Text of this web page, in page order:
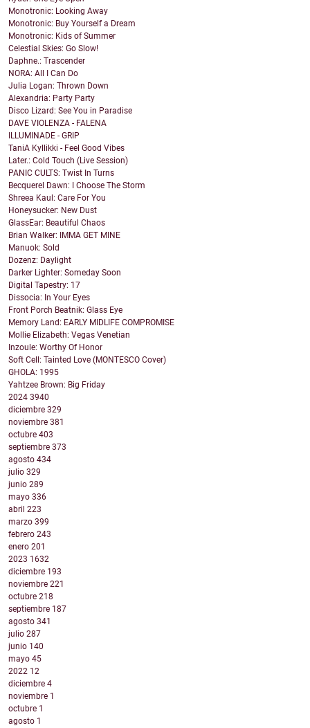
Monotronic: Looking Away
Monotronic: Buy Yourself a Dream
Monotronic: Kids of Summer
Celestial Skies: Go Slow!
Daphne.: Trascender
NORA: All I Can Do
Julia Logan: Thrown Down
Alexandria: Party Party
Disco Lizard: See You in Paradise
DAVE VIOLENZA - FALENA
ILLUMINADE - GRIP
TaniA Kyllikki - Feel Good Vibes
Later.: Cold Touch (Live Session)
PANIC CULTS: Twist In Turns
Becquerel Dawn: I Choose The Storm
Shreea Kaul: Care For You
Honeysucker: New Dust
GlassEar: Beautiful Chaos
Brian Walker: IMMA GET MINE
Manuok: Sold
Dozenz: Daylight
Darker Lighter: Someday Soon
Digital Tapestry: 17
Dissocia: In Your Eyes
Front Porch Beatnik: Glass Eye
Memory Land: EARLY MIDLIFE COMPROMISE
Mollie Elizabeth: Vegas Venetian
Inzoule: Worthy Of Honor
Soft Cell: Tainted Love (MONTESCO Cover)
GHOLA: 1995
Yahtzee Brown: Big Friday
2024 3940
diciembre 329
noviembre 381
octubre 403
septiembre 373
agosto 434
julio 329
junio 289
mayo 336
abril 223
marzo 399
febrero 243
enero 201
2023 1632
diciembre 193
noviembre 221
octubre 218
septiembre 187
agosto 341
julio 287
junio 140
mayo 45
2022 12
diciembre 4
noviembre 1
octubre 1
agosto 1